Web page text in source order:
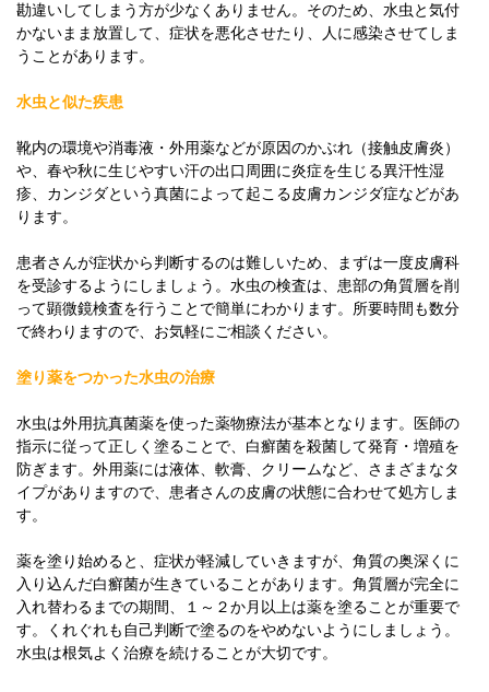
勘違いしてしまう方が少なくありません。そのため、水虫と気付
かないまま放置して、症状を悪化させたり、人に感染させてしま
うことがあります。
水虫と似た疾患
靴内の環境や消毒液・外用薬などが原因のかぶれ（接触皮膚炎）
や、春や秋に生じやすい汗の出口周囲に炎症を生じる異汗性湿
疹、カンジダという真菌によって起こる皮膚カンジダ症などがあ
ります。
患者さんが症状から判断するのは難しいため、まずは一度皮膚科
を受診するようにしましょう。水虫の検査は、患部の角質層を削
って顕微鏡検査を行うことで簡単にわかります。所要時間も数分
で終わりますので、お気軽にご相談ください。
塗り薬をつかった水虫の治療
水虫は外用抗真菌薬を使った薬物療法が基本となります。医師の
指示に従って正しく塗ることで、白癬菌を殺菌して発育・増殖を
防ぎます。外用薬には液体、軟膏、クリームなど、さまざまなタ
イプがありますので、患者さんの皮膚の状態に合わせて処方しま
す。
薬を塗り始めると、症状が軽減していきますが、角質の奥深くに
入り込んだ白癬菌が生きていることがあります。角質層が完全に
入れ替わるまでの期間、１～２か月以上は薬を塗ることが重要で
す。くれぐれも自己判断で塗るのをやめないようにしましょう。
水虫は根気よく治療を続けることが大切です。